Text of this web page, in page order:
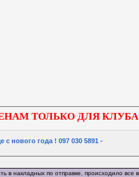
ТОЛЬКО ДЛЯ КЛУБА
нового года ! 097 030 5891 -
в накладных по отправке, происходило